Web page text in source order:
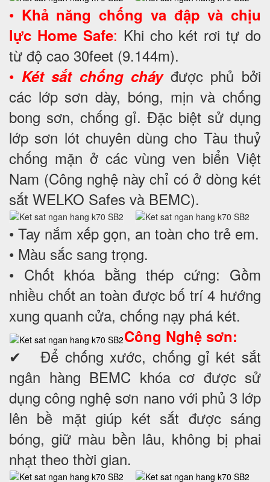
• Khả năng chống va đập và chịu
lực Home Safe: Khi cho két rơi tự do
từ độ cao 30feet (9.144m).
• Két sắt chống cháy được phủ bởi
các lớp sơn dày, bóng, mịn và chống
bong sơn, chống gỉ. Đặc biệt sử dụng
lớp sơn lót chuyên dùng cho Tàu thuỷ
chống mặn ở các vùng ven biển Việt
Nam (Công nghệ này chỉ có ở dòng két
sắt WELKO Safes và BEMC).
• Tay nắm xếp gọn, an toàn cho trẻ em.
• Màu sắc sang trọng.
• Chốt khóa bằng thép cứng: Gồm
nhiều chốt an toàn được bố trí 4 hướng
xung quanh cửa, chống nạy phá két.
Công Nghệ sơn:
✔ Để chống xước, chống gỉ két sắt
ngân hàng BEMC khóa cơ được sử
dụng công nghệ sơn nano với phủ 3 lớp
lên bề mặt giúp két sắt được sáng
bóng, giữ màu bền lâu, không bị phai
nhạt theo thời gian.